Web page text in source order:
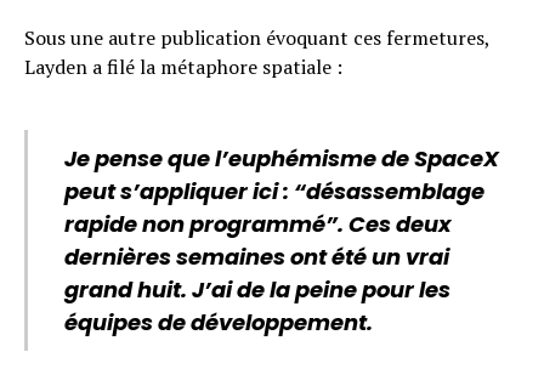
Sous une autre publication évoquant ces fermetures,
Layden a filé la métaphore spatiale :
Je pense que l’euphémisme de SpaceX
peut s’appliquer ici : “désassemblage
rapide non programmé”. Ces deux
dernières semaines ont été un vrai
grand huit. J’ai de la peine pour les
équipes de développement.